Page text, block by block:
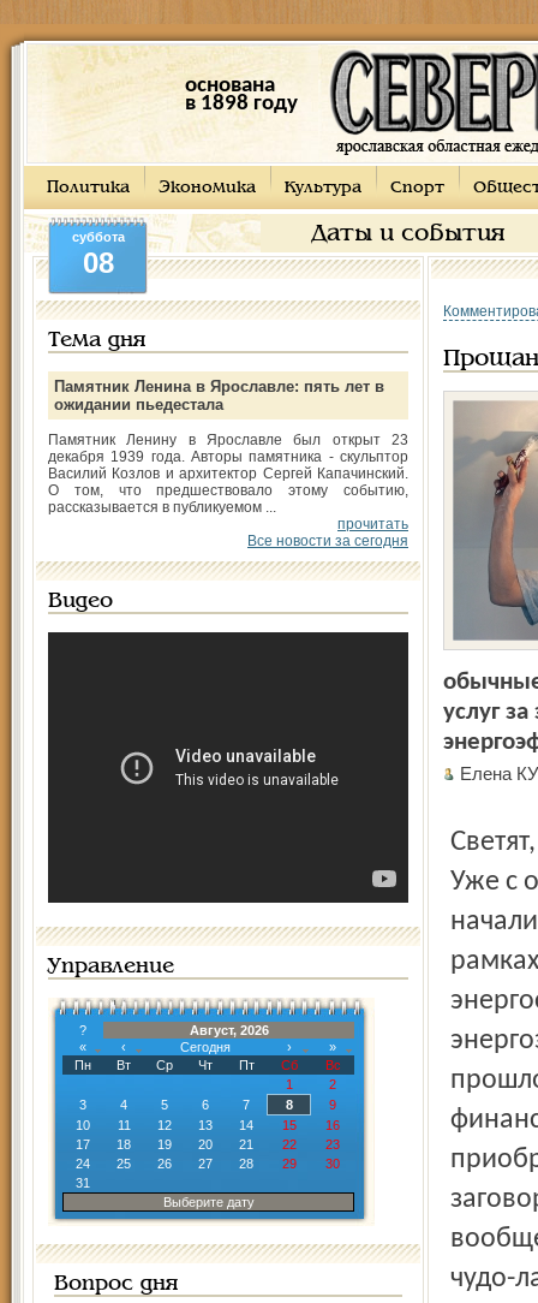
основана
в 1898 году
Политика Экономика Культура Спорт
Даты и события
суббота
08
Тема дня
Памятник Ленина в Ярославле: пять лет в
ожидании пьедестала
Памятник Ленину в Ярославле был открыт 23
декабря 1939 года. Авторы памятника - скульптор
Василий Козлов и архитектор Сергей Капачинский.
О том, что предшествовало этому событию,
рассказывается в публикуемом ...
прочитать
Все новости за сегодня
Видео
Управление
?
Август, 2026
«
‹ Сегодня ›
»
Пн
Вт Ср Чт Пт Сб
Вс
1
2
3
4 5 6 7 8
9
10
11 12 13 14 15
16
17
18 19 20 21 22
23
24
25 26 27 28 29
30
31
Выберите дату
Вопрос дня
услуг
Елена
Уже с
чудо-